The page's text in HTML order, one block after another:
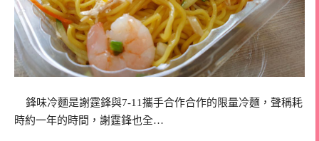
鋒味冷麵是謝霆鋒與7-11攜手合作合作的限量冷麵，聲稱耗
時約一年的時間，謝霆鋒也全…